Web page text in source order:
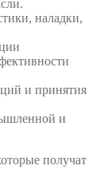
наладки,
и принятия
и
получат